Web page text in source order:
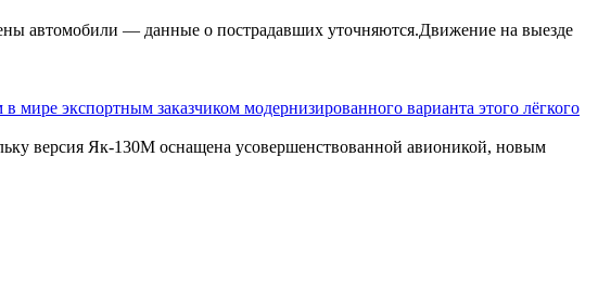
автомобили — данные о пострадавших уточняются.Движение на выезде
экспортным заказчиком модернизированного варианта этого лёгкого
версия Як-130М оснащена усовершенствованной авионикой, новым